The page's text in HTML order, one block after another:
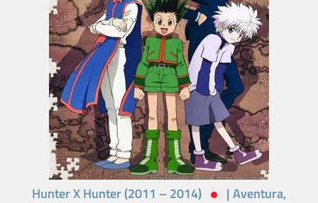
Hunter X Hunter (2011 – 2014) | Aventura,